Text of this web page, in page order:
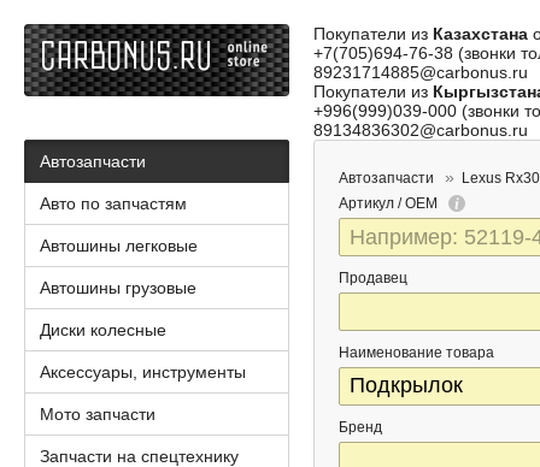
Покупатели из Казахстана
+7(705)694-76-38 (звонки
89231714885@carbonus.ru
Покупатели из
+996(999)039-000 (звонки
89134836302@carbonus.ru
Автозапчасти
Lexus
Артикул / OEM
Продавец
Наименование товара
Бренд
Автозапчасти
Авто по запчастям
Автошины легковые
Автошины грузовые
Диски колесные
Аксессуары, инструменты
Мото запчасти
Запчасти на спецтехнику